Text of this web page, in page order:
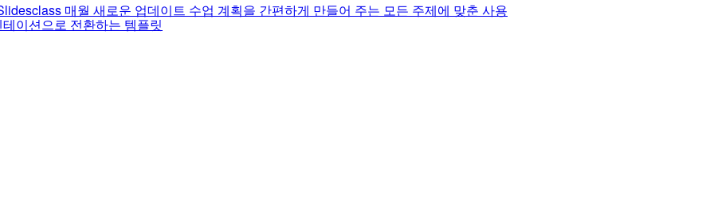
매월 새로운 업데이트 수업 계획을 간편하게 만들어 주는 모든 주제에 맞춘 사용
이션으로 전환하는 템플릿